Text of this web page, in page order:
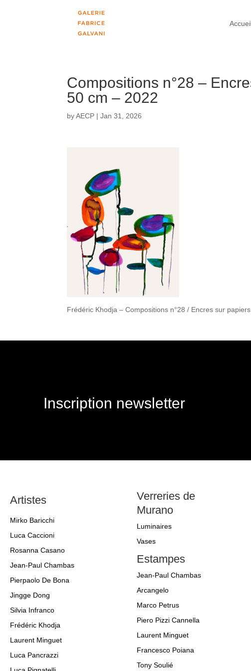
Compositions n°28 –
50 cm – 2022
byAECP |Jan 31, 2026
Frédéric Khodja – Compositions n°28 / Encres sur
Inscription newsletter
Artistes
Mirko Baricchi
Luca Caccioni
Rosanna Casano
Jean-Paul Chambas
Pierpaolo De Bona
Jingge Dong
Silvia Infranco
Frédéric Khodja
Laurent Minguet
Luca Pancrazzi
Verreries de
Murano
Luminaires
Vases
Estampes
Jean-Paul Chambas
Arcangelo
Marco Petrus
Piero Pizzi Cannella
Laurent Minguet
Francesco Poiana
Tony Soulié